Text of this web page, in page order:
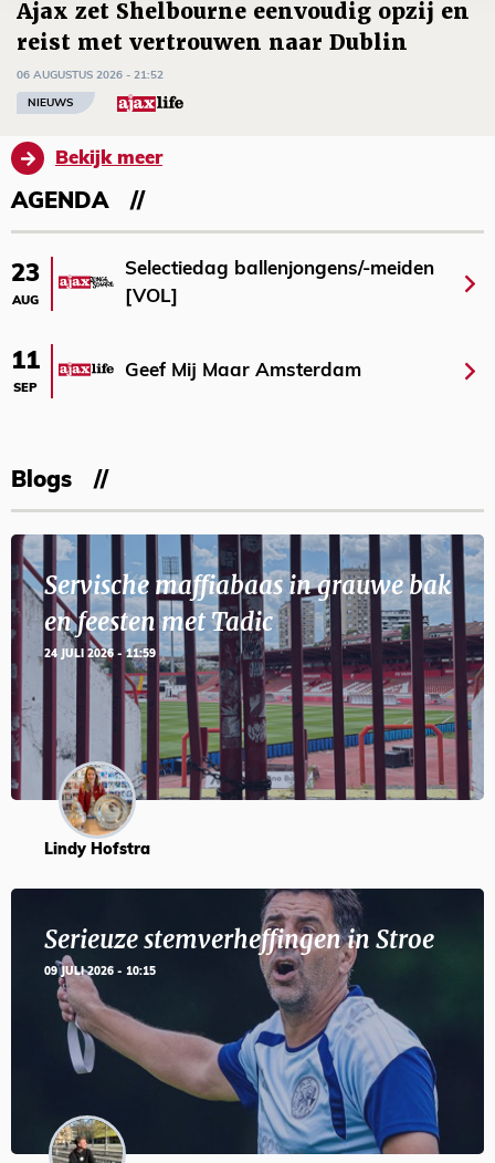
Ajax zet Shelbourne eenvoudig opzij en
reist met vertrouwen naar Dublin
06 AUGUSTUS 2026 - 21:52
NIEUWS
Bekijk meer
AGENDA
23
AUG
Selectiedag ballenjongens/-meiden
[VOL]
11
SEP
Geef Mij Maar Amsterdam
Blogs
Servische maffiabaas in grauwe bak
en feesten met Tadic
24 JULI 2026 - 11:59
Lindy Hofstra
Serieuze stemverheffingen in Stroe
09 JULI 2026 - 10:15